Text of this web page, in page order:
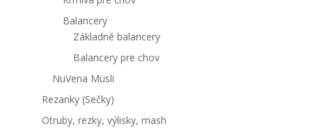
Balancery
Základné balancery
Balancery pre chov
NuVena Müsli
Rezanky (Sečky)
Otruby, rezky, výlisky, mash